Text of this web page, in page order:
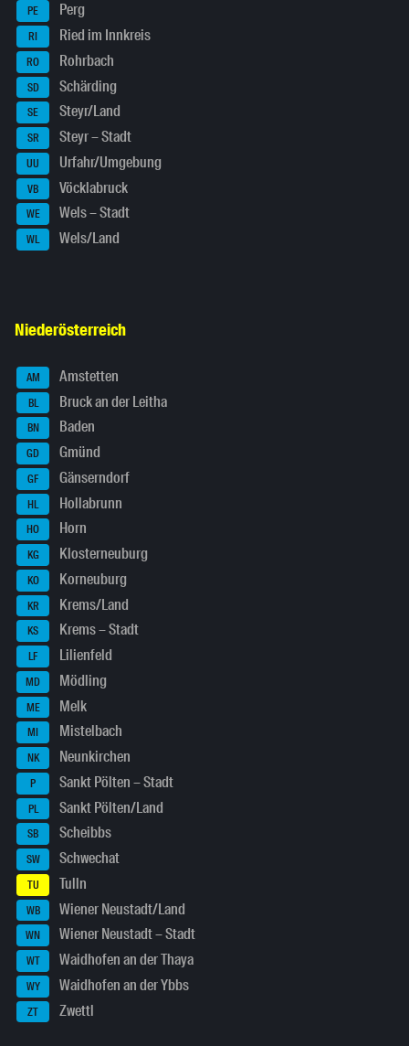
PE Perg
RI Ried im Innkreis
RO Rohrbach
SD Schärding
SE Steyr/Land
SR Steyr – Stadt
UU Urfahr/Umgebung
VB Vöcklabruck
WE Wels – Stadt
WL Wels/Land
Niederösterreich
AM Amstetten
BL Bruck an der Leitha
BN Baden
GD Gmünd
GF Gänserndorf
HL Hollabrunn
HO Horn
KG Klosterneuburg
KO Korneuburg
KR Krems/Land
KS Krems – Stadt
LF Lilienfeld
MD Mödling
ME Melk
MI Mistelbach
NK Neunkirchen
P Sankt Pölten – Stadt
PL Sankt Pölten/Land
SB Scheibbs
SW Schwechat
TU Tulln
WB Wiener Neustadt/Land
WN Wiener Neustadt – Stadt
WT Waidhofen an der Thaya
WY Waidhofen an der Ybbs
ZT Zwettl